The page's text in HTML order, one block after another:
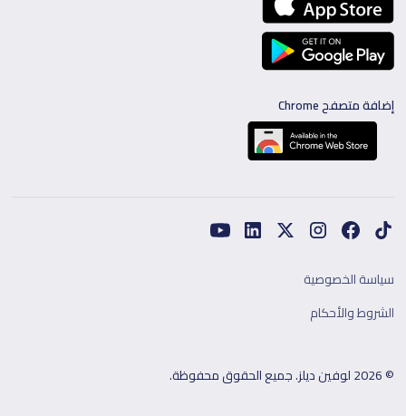
إضافة متصفح Chrome
© 2026 لوفين ديلز. جميع الحقوق محفوظة.
سياسة الخصوصية
الشروط والأحكام